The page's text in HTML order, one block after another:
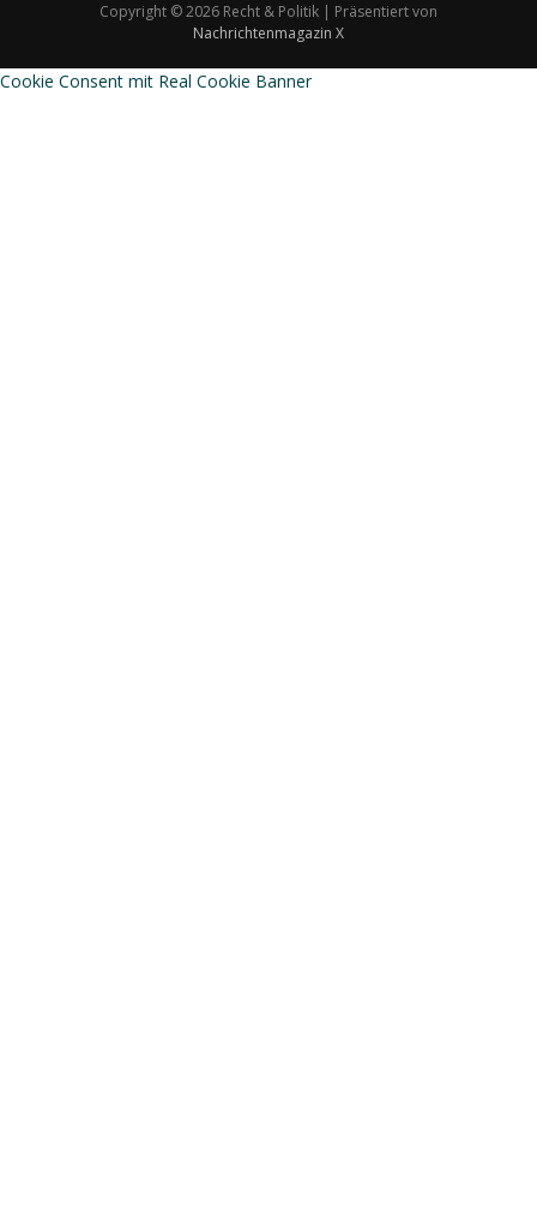
Copyright © 2026 Recht & Politik | Präsentiert von
Nachrichtenmagazin X
Cookie Consent mit Real Cookie Banner